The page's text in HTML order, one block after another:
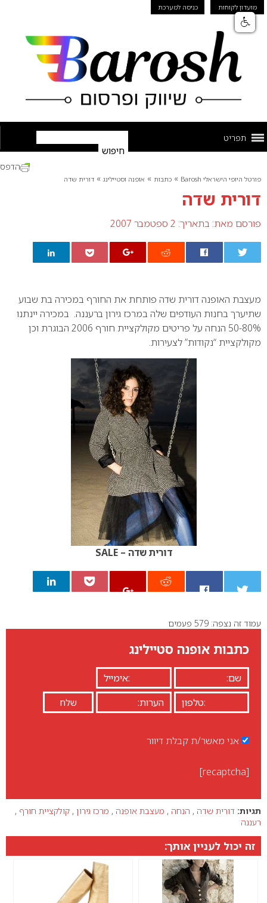
מועדון לקוחות כניסה למערכת
תפריט
פורטל היופי הישראלי Barosh » כתבות » אופנה וסטיילינג » דורית שדה
דורית שדה
פורסם מאת: בתאריך: 2 ספטמבר 2007
הדפס
מעצבת האופנה דורית שדה פותחת את החורף במכירה בת שבוע
שתיערך בחנות העודפים שלה במרכז גירון ברעננה. במכירה יינתנו
50-80% הנחה על פריטים מקולקציית חורף 2006 הבוגרת וכן
מקולקציית “נקודות” לצעירות.
דורית שדה – SALE
0
עמוד זה נצפה: 579 פעמים
כתבות אופנה סטיילינג
אני מאשר/ת קבלת דיוור
[recaptcha]
תגיות: דורית שדה , הנחה , מעצבת אופנה , מרכז גירון , קולקציית חורף ,
רעננה
זה יכול לעניין אותך: